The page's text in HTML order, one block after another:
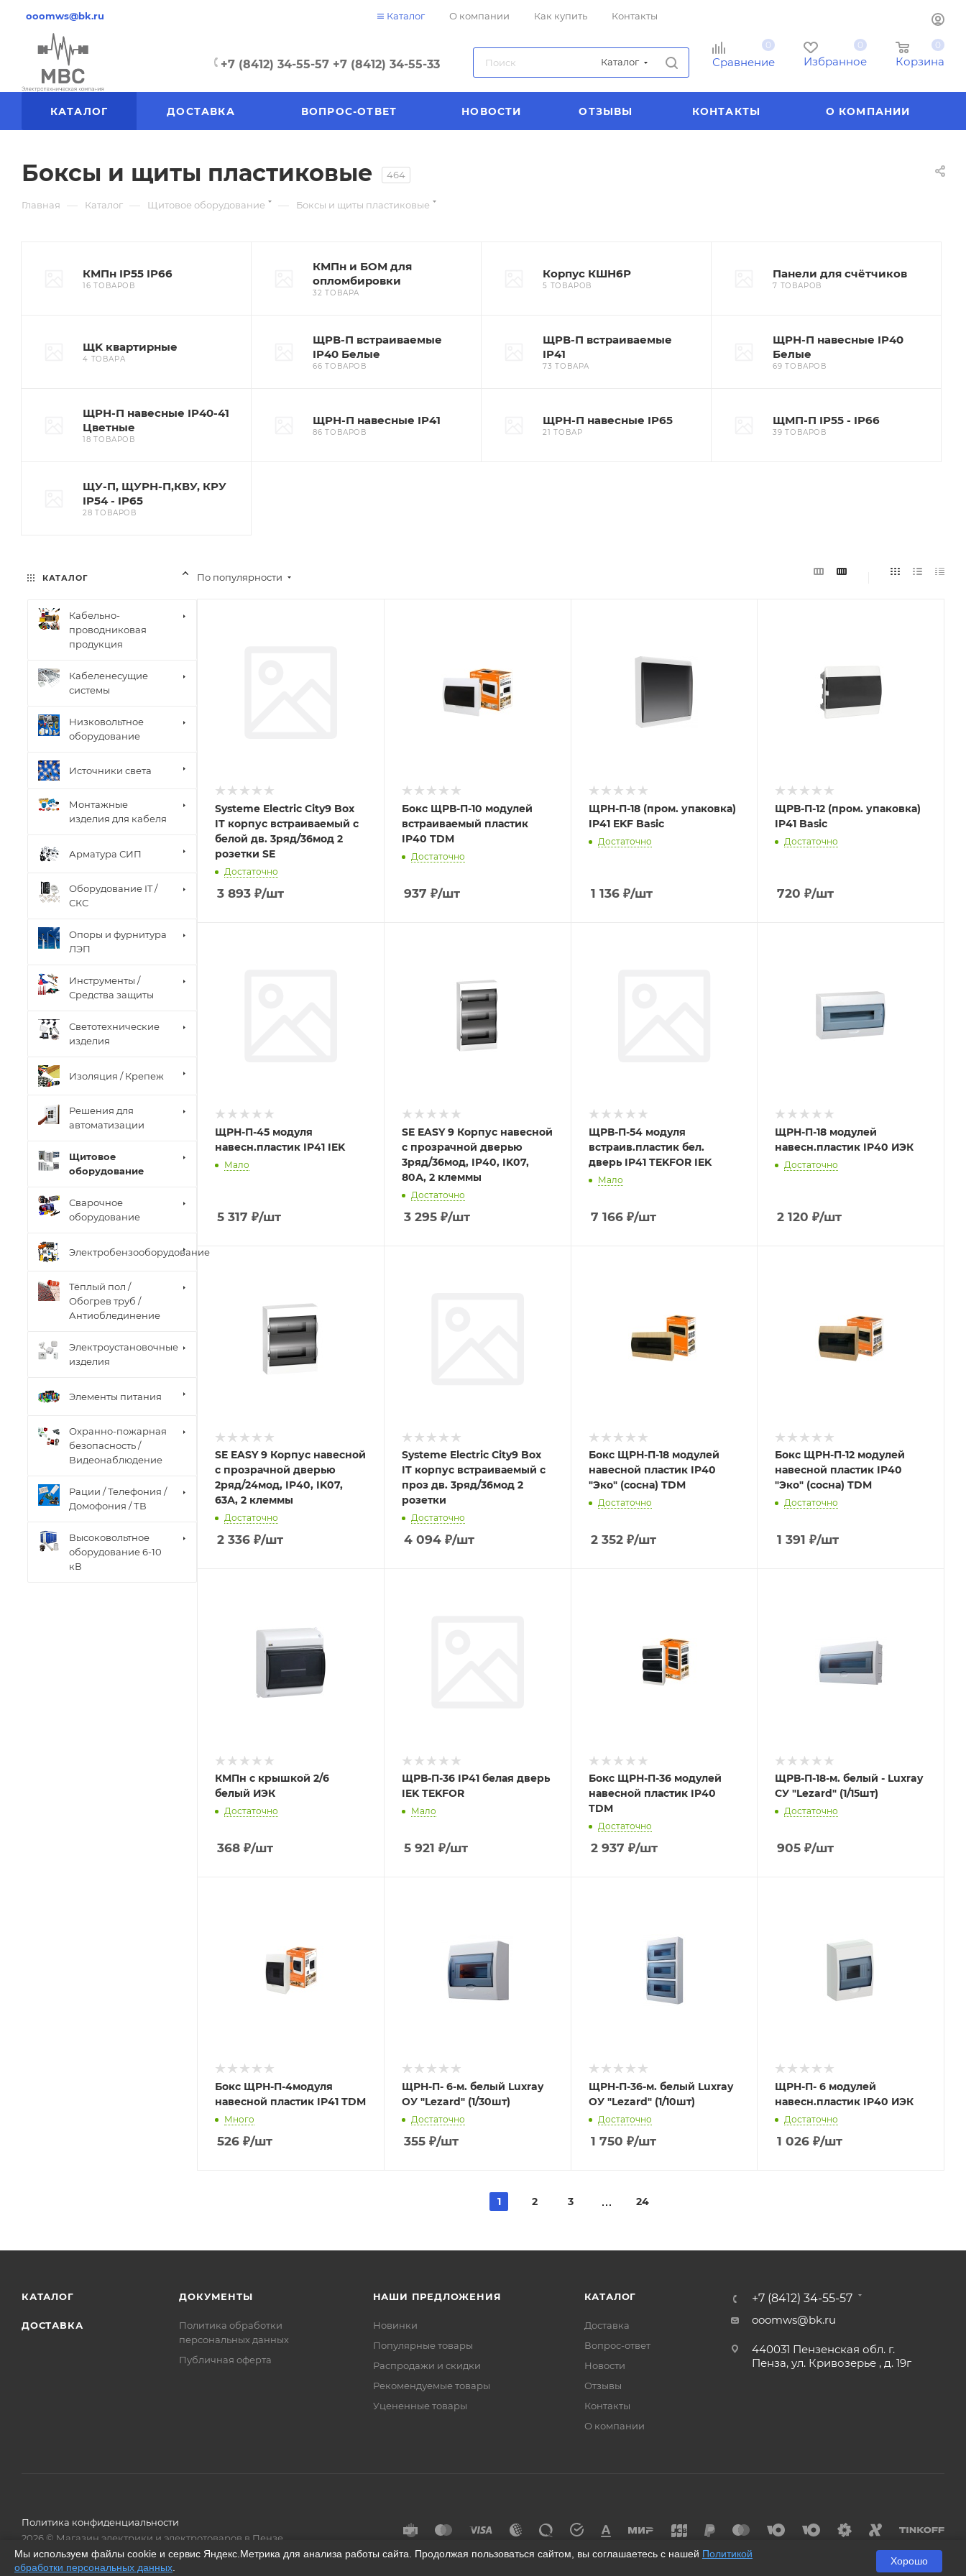
ooomws@bk.ru Каталог О компании Как купить Контакты
+7 (8412) 34-55-57 +7 (8412) 34-55-33 Каталог
0
Сравнение
0
Избранное
0
Корзина
КАТАЛОГ ДОСТАВКА ВОПРОС-ОТВЕТ НОВОСТИ ОТЗЫВЫ КОНТАКТЫ О КОМПАНИИ
Боксы и щиты пластиковые 464
Главная — Каталог — Щитовое оборудование — Боксы и щиты пластиковые
КМПн IP55 IP66
16 ТОВАРОВ
КМПн и БОМ для
опломбировки
32 ТОВАРА
Корпус КШН6Р
5 ТОВАРОВ
Панели для счётчиков
7 ТОВАРОВ
ЩK квартирные
4 ТОВАРА
ЩPВ-П встраиваемые
IP40 Белые
66 ТОВАРОВ
ЩPВ-П встраиваемые
IP41
73 ТОВАРА
ЩPН-П навесные IP40
Белые
69 ТОВАРОВ
ЩPН-П навесные IP40-41
Цветные
18 ТОВАРОВ
ЩPН-П навесные IP41
86 ТОВАРОВ
ЩPН-П навесные IP65
21 ТОВАР
ЩМП-П IP55 - IP66
39 ТОВАРОВ
ЩУ-П, ЩУРН-П,КВУ, КРУ
IP54 - IP65
28 ТОВАРОВ
По популярности
Systeme Electric City9 Box
IT корпус встраиваемый с
белой дв. 3ряд/36мод 2
розетки SE
Достаточно
3 893 ₽/шт
Бокс ЩРВ-П-10 модулей
встраиваемый пластик
IP40 TDM
Достаточно
937 ₽/шт
ЩРH-П-18 (пром. упаковка)
IP41 EKF Basic
Достаточно
1 136₽/шт
ЩРВ-П-12 (пром. упаковка)
IP41 Basic
Достаточно
720 ₽/шт
ЩРН-П-45 модуля
навесн.пластик IP41 IEK
Мало
5 317 ₽/шт
SE EASY 9 Корпус навесной
с прозрачной дверью
3ряд/36мод, IP40, IK07,
80А, 2 клеммы
Достаточно
3 295₽/шт
ЩРВ-П-54 модуля
встраив.пластик бел.
дверь IP41 TEKFOR IEK
Мало
7 166₽/шт
ЩРH-П-18 модулей
навесн.пластик IP40 ИЭК
Достаточно
2 120 ₽/шт
SE EASY 9 Корпус навесной
с прозрачной дверью
2ряд/24мод, IP40, IK07,
63А, 2 клеммы
Достаточно
2 336 ₽/шт
Systeme Electric City9 Box
IT корпус встраиваемый с
проз дв. 3ряд/36мод 2
розетки
Достаточно
4 094₽/шт
Бокс ЩРН-П-18 модулей
навесной пластик IP40
"Эко" (сосна) TDM
Достаточно
2 352₽/шт
Бокс ЩРН-П-12 модулей
навесной пластик IP40
"Эко" (сосна) TDM
Достаточно
1 391 ₽/шт
КМПн с крышкой 2/6
белый ИЭК
Достаточно
368 ₽/шт
ЩРВ-П-36 IP41 белая дверь
IEK TEKFOR
Мало
5 921 ₽/шт
Бокс ЩРН-П-36 модулей
навесной пластик IP40
TDM
Достаточно
2 937 ₽/шт
ЩРВ-П-18-м. белый - Luxray
СУ "Lezard" (1/15шт)
Достаточно
905 ₽/шт
Бокс ЩРН-П-4модуля
навесной пластик IP41 TDM
Много
526 ₽/шт
ЩРH-П- 6-м. белый Luxray
ОУ "Lezard" (1/30шт)
Достаточно
355₽/шт
ЩРH-П-36-м. белый Luxray
ОУ "Lezard" (1/10шт)
Достаточно
1 750 ₽/шт
ЩРH-П- 6 модулей
навесн.пластик IP40 ИЭК
Достаточно
1 026 ₽/шт
1 2 3 24
КАТАЛОГ
Кабельно-
проводниковая
продукция
Кабеленесущие
системы
Низковольтное
оборудование
Источники света
Монтажные
изделия для кабеля
Арматура СИП
Оборудование IT /
СКС
Опоры и фурнитура
ЛЭП
Инструменты /
Средства защиты
Светотехнические
изделия
Изоляция / Крепеж
Решения для
автоматизации
Щитовое
оборудование
Сварочное
оборудование
Электробензооборудование
Тёплый пол /
Обогрев труб /
Антиоблединение
Электроустановочные
изделия
Элементы питания
Охранно-пожарная
безопасность /
Видеонаблюдение
Рации / Телефония /
Домофония / ТВ
Высоковольтное
оборудование 6-10
кВ
КАТАЛОГ
ДОСТАВКА
ДОКУМЕНТЫ
Политика обработки
персональных данных
Публичная оферта
НАШИ ПРЕДЛОЖЕНИЯ
Новинки
Популярные товары
Распродажи и скидки
Рекомендуемые товары
Уцененные товары
КАТАЛОГ
Доставка
Вопрос-ответ
Новости
Отзывы
Контакты
О компании
+7 (8412) 34-55-57
ooomws@bk.ru
440031 Пензенская обл. г.
Пенза, ул. Кривозерье , д. 19г
Политика конфиденциальности
2026 © Магазин электрики и электротоваров в Пензе
Мы используем файлы cookie и сервис Яндекс.Метрика для анализа работы сайта. Продолжая пользоваться сайтом, вы соглашаетесь с нашей Политикой
обработки персональных данных
Хорошо